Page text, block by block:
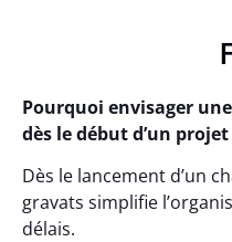
Pourquoi envisager
dès le début d’un
Dès le lancement d’un
gravats simplifie
délais.